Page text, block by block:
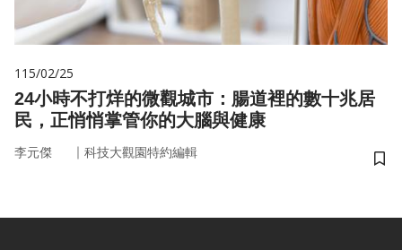
115/02/25
24小時不打烊的微觀城市：腸道裡的數十兆居
民，正悄悄掌管你的大腦與健康
李元傑 ｜ 科技大觀園特約編輯
儲